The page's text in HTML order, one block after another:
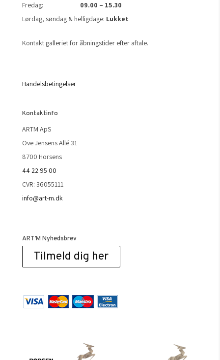
Fredag: 09.00 – 15.30
Lørdag, søndag & helligdage: Lukket
Kontakt galleriet for åbningstider efter aftale.
Handelsbetingelser
Kontaktinfo
ARTM ApS
Ove Jensens Allé 31
8700 Horsens
44 22 95 00
CVR: 36055111
info@art-m.dk
ART’M Nyhedsbrev
Tilmeld dig her